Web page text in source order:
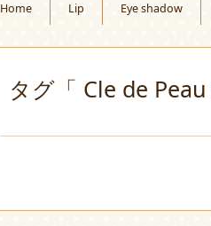
Home Lip Eye shadow
タグ「 Cle de